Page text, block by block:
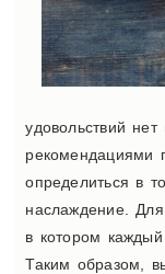
удовольствий
рекомендациями
определиться в
наслаждение. Для
в котором каждый
Таким образом,